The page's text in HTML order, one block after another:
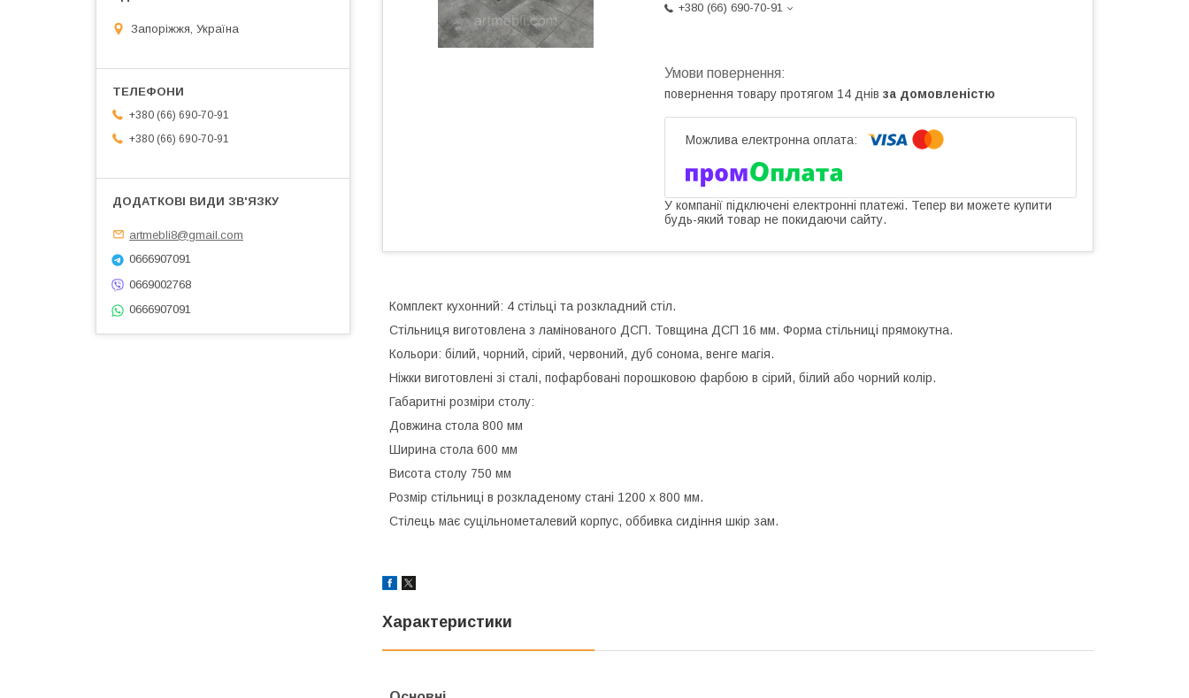
+380 (66) 690-70-91
повернення товару протягом 14 днів за домовленістю
У компанії підключені електронні платежі. Тепер ви можете купити
будь-який товар не покидаючи сайту.
Комплект кухонний: 4 стільці та розкладний стіл.
Стільниця виготовлена з ламінованого ДСП. Товщина ДСП 16 мм. Форма стільниці прямокутна.
Кольори: білий, чорний, сірий, червоний, дуб сонома, венге магія.
Ніжки виготовлені зі сталі, пофарбовані порошковою фарбою в сірий, білий або чорний колір.
Габаритні розміри столу:
Довжина стола 800 мм
Ширина стола 600 мм
Висота столу 750 мм
Розмір стільниці в розкладеному стані 1200 х 800 мм.
Стілець має суцільнометалевий корпус, оббивка сидіння шкір зам.
Характеристики
Запоріжжя, Україна
+380 (66) 690-70-91
+380 (66) 690-70-91
artmebli8@gmail.com
0666907091
0669002768
0666907091